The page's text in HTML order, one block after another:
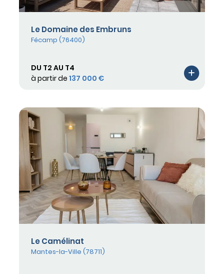
Le Domaine des Embruns
Fécamp (76400)
DU T2 AU T4
à partir de 137 000 €
Le Camélinat
Mantes-la-Ville (78711)